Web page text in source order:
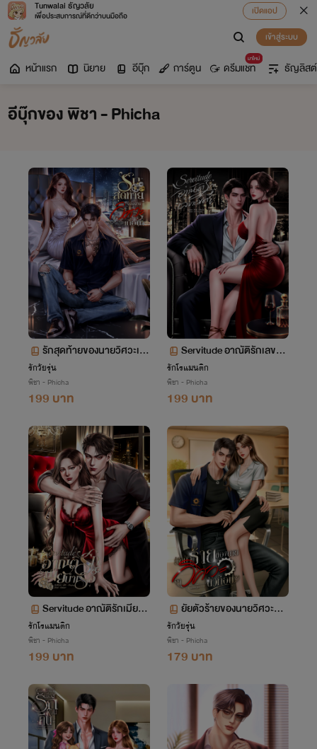
Tunwalai ธัญวลัย
เพื่อประสบการณ์ที่ดีกว่าบนมือถือ
เปิดแอป
เข้าสู่ระบบ
หน้าแรก นิยาย อีบุ๊ก การ์ตูน
มาใหม่
ดรีมแชท ธัญลิสต์
อีบุ๊กของ พิชา - Phicha
รักสุดท้ายของนายวิศวะเถื่
อน | เธียรxมินนี่
รักวัยรุ่น
พิชา - Phicha
199 บาท
Servitude อาณัติรักเลขาศั
ตรู | คาลอสxเซย่า
รักโรแมนติก
พิชา - Phicha
199 บาท
Servitude อาณัติรักเมียบำ
เรอ | เอเดนxพาย
รักโรแมนติก
พิชา - Phicha
199 บาท
ยัยตัวร้ายของนายวิศวะตัว
ท็อป | พอร์ชxวันใหม่
รักวัยรุ่น
พิชา - Phicha
179 บาท